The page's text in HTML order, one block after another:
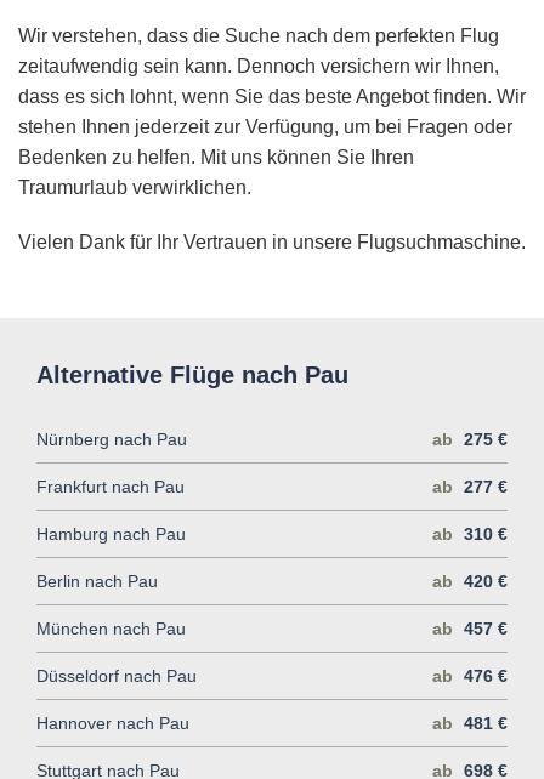
Wir verstehen, dass die Suche nach dem perfekten Flug
zeitaufwendig sein kann. Dennoch versichern wir Ihnen,
dass es sich lohnt, wenn Sie das beste Angebot finden. Wir
stehen Ihnen jederzeit zur Verfügung, um bei Fragen oder
Bedenken zu helfen. Mit uns können Sie Ihren
Traumurlaub verwirklichen.
Vielen Dank für Ihr Vertrauen in unsere Flugsuchmaschine.
Alternative Flüge nach Pau
Nürnberg nach Pau ab 275 €
Frankfurt nach Pau ab 277 €
Hamburg nach Pau ab 310 €
Berlin nach Pau ab 420 €
München nach Pau ab 457 €
Düsseldorf nach Pau ab 476 €
Hannover nach Pau ab 481 €
Stuttgart nach Pau ab 698 €